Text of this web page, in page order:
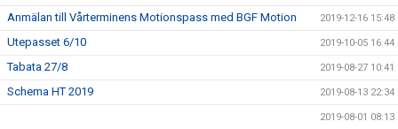
Anmälan till Vårterminens Motionspass med BGF Motion 2019-12-16 15:48
Utepasset 6/10 2019-10-05 16:44
Tabata 27/8 2019-08-27 10:41
Schema HT 2019 2019-08-13 22:34
2019-08-01 08:13